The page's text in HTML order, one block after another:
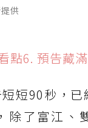
供
點6. 預告藏
短短90秒，
除了富江、